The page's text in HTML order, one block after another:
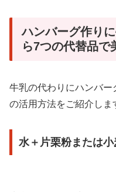
ハンバーグ作り
ら7つの代替品で
牛乳の代わりにハンバ
の活用方法をご紹介しま
水＋片栗粉または小